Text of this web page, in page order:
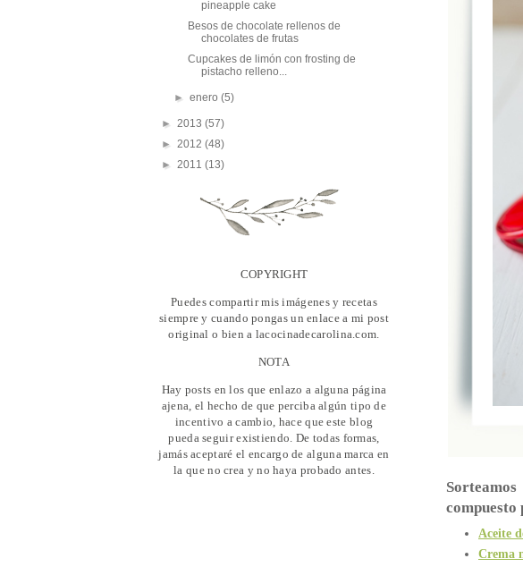
compuesto
Aceite
Crema
pineapple cake
Besos de chocolate rellenos de
chocolates de frutas
Cupcakes de limón con frosting de
pistacho relleno...
►enero(5)
► 2013 (57)
► 2012 (48)
► 2011 (13)
COPYRIGHT
Puedes compartir mis imágenes y recetas
siempre y cuando pongas un enlace a mi post
original o bien a lacocinadecarolina.com.
NOTA
Hay posts en los que enlazo a alguna página
ajena, el hecho de que perciba algún tipo de
incentivo a cambio, hace que este blog
pueda seguir existiendo. De todas formas,
jamás aceptaré el encargo de alguna marca en
la que no crea y no haya probado antes.